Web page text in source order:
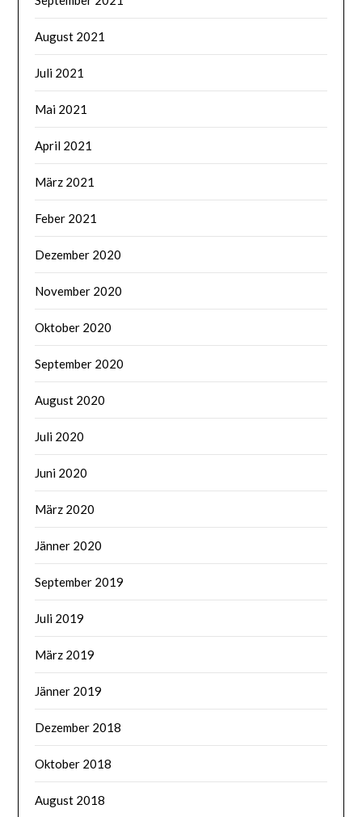
August 2021
Juli 2021
Mai 2021
April 2021
März 2021
Feber 2021
Dezember 2020
November 2020
Oktober 2020
September 2020
August 2020
Juli 2020
Juni 2020
März 2020
Jänner 2020
September 2019
Juli 2019
März 2019
Jänner 2019
Dezember 2018
Oktober 2018
August 2018